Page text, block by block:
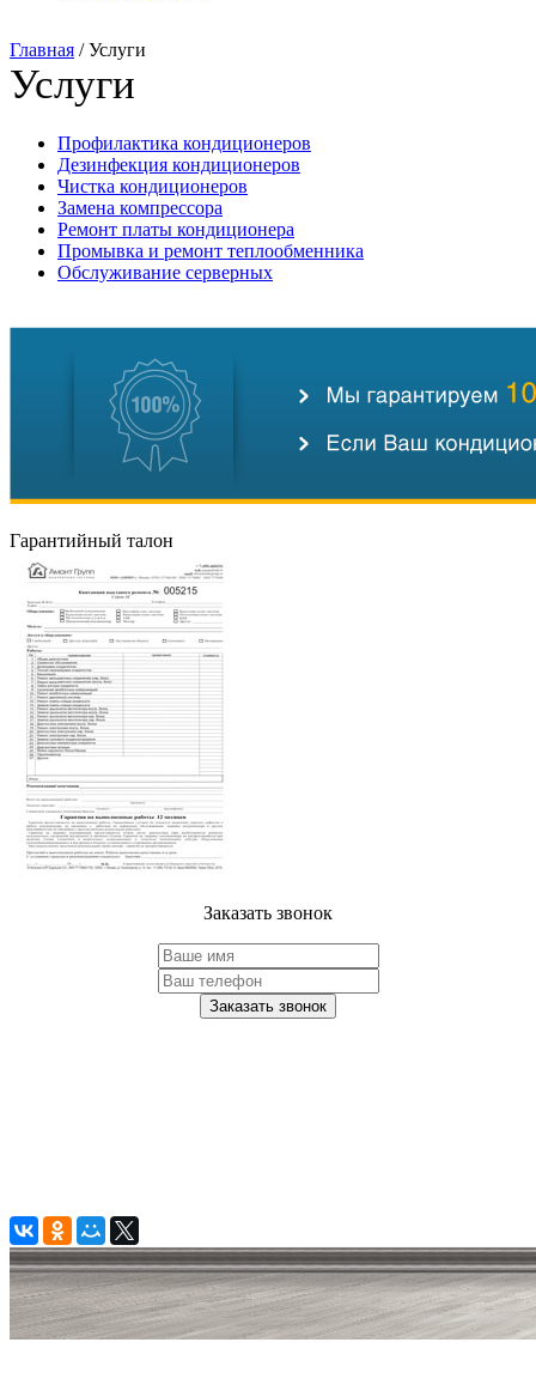
Главная /Услуги
Услуги
Профилактика кондиционеров
Дезинфекция кондиционеров
Чистка кондиционеров
Замена компрессора
Ремонт платы кондиционера
Промывка и ремонт теплообменника
Обслуживание серверных
Гарантийный талон
Заказать звонок
Заказать звонок